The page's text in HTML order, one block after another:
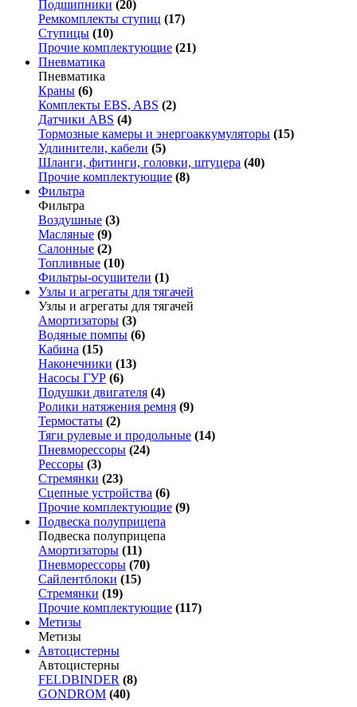
Подшипники (20)
Ремкомплекты ступиц (17)
Ступицы (10)
Прочие комплектующие (21)
Пневматика
Пневматика
Краны (6)
Комплекты EBS, ABS (2)
Датчики ABS (4)
Тормозные камеры и энергоаккумуляторы (15)
Удлинители, кабели (5)
Шланги, фитинги, головки, штуцера (40)
Прочие комплектующие (8)
Фильтра
Фильтра
Воздушные (3)
Масляные (9)
Салонные (2)
Топливные (10)
Фильтры-осушители (1)
Узлы и агрегаты для тягачей
Узлы и агрегаты для тягачей
Амортизаторы (3)
Водяные помпы (6)
Кабина (15)
Наконечники (13)
Насосы ГУР (6)
Подушки двигателя (4)
Ролики натяжения ремня (9)
Термостаты (2)
Тяги рулевые и продольные (14)
Пневморессоры (24)
Рессоры (3)
Стремянки (23)
Сцепные устройства (6)
Прочие комплектующие (9)
Подвеска полуприцепа
Подвеска полуприцепа
Амортизаторы (11)
Пневморессоры (70)
Сайлентблоки (15)
Стремянки (19)
Прочие комплектующие (117)
Метизы
Метизы
Автоцистерны
Автоцистерны
FELDBINDER (8)
GONDROM (40)